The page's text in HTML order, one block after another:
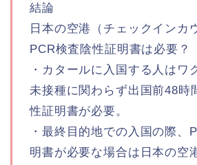
結論
日本の空港（チェックインカ
PCR検査陰性証明書は必要？
・カタールに入国する人はワ
未接種に関わらず出国前48時
性証明書が必要。
・最終目的地での入国の際、
明書が必要な場合は日本の空